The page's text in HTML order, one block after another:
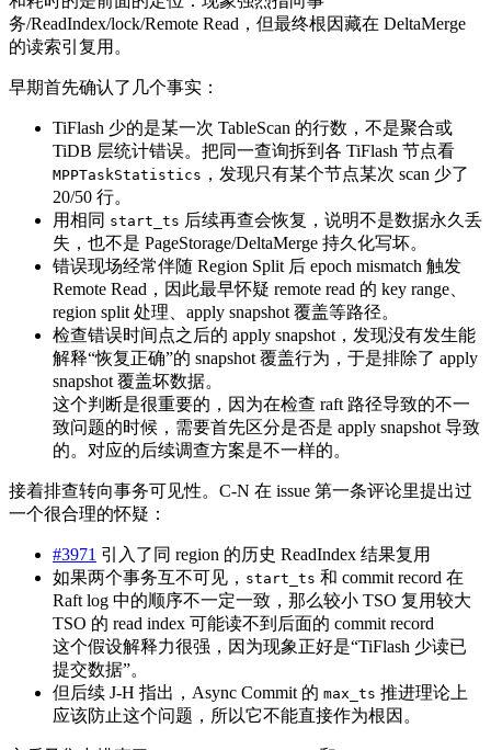
务/ReadIndex/lock/Remote Read，但最终根因藏在 DeltaMerge
的读索引复用。
早期首先确认了几个事实：
TiFlash 少的是某一次 TableScan 的行数，不是聚合或
TiDB 层统计错误。把同一查询拆到各 TiFlash 节点看
MPPTaskStatistics ，发现只有某个节点某次 scan 少了
20/50 行。
用相同 start_ts 后续再查会恢复，说明不是数据永久丢
失，也不是 PageStorage/DeltaMerge 持久化写坏。
错误现场经常伴随 Region Split 后 epoch mismatch 触发
Remote Read，因此最早怀疑 remote read 的 key range、
region split 处理、apply snapshot 覆盖等路径。
检查错误时间点之后的 apply snapshot，发现没有发生能
解释“恢复正确”的 snapshot 覆盖行为，于是排除了 apply
snapshot 覆盖坏数据。
这个判断是很重要的，因为在检查 raft 路径导致的不一
致问题的时候，需要首先区分是否是 apply snapshot 导致
的。对应的后续调查方案是不一样的。
接着排查转向事务可见性。C-N 在 issue 第一条评论里提出过
一个很合理的怀疑：
#3971 引入了同 region 的历史 ReadIndex 结果复用
如果两个事务互不可见， start_ts 和 commit record 在
Raft log 中的顺序不一定一致，那么较小 TSO 复用较大
TSO 的 read index 可能读不到后面的 commit record
这个假设解释力很强，因为现象正好是“TiFlash 少读已
提交数据”。
但后续 J-H 指出，Async Commit 的 max_ts 推进理论上
应该防止这个问题，所以它不能直接作为根因。